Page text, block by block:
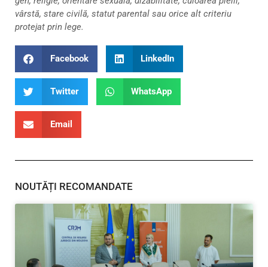
vârstă, stare civilă, statut parental sau orice alt criteriu
protejat prin lege.
Facebook LinkedIn
Twitter WhatsApp
Email
NOUTĂȚI RECOMANDATE